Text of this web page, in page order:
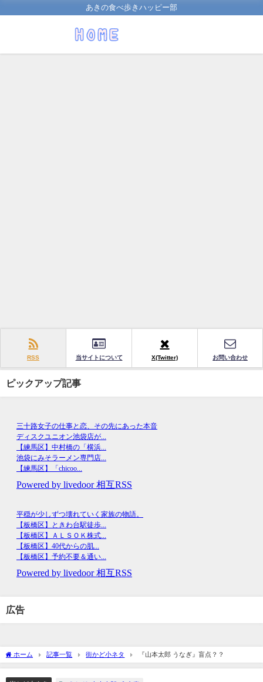
あきの食べ歩きハッピー部
RSS 当サイトについて X(Twitter) お問い合わせ
ピックアップ記事
広告
ホーム 記事一覧 街かど小ネタ 『山本太郎 うなぎ』盲点？？